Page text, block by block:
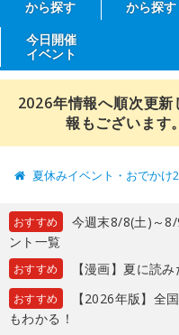
から探す
から探す
今日開催
イベント
2026年情報へ順次更
報もございます
夏休みイベント・おでかけ
おすすめ
今週末8/8(土)～
ント一覧
おすすめ 【漫画】夏に読
おすすめ
【2026年版】全
もわかる！